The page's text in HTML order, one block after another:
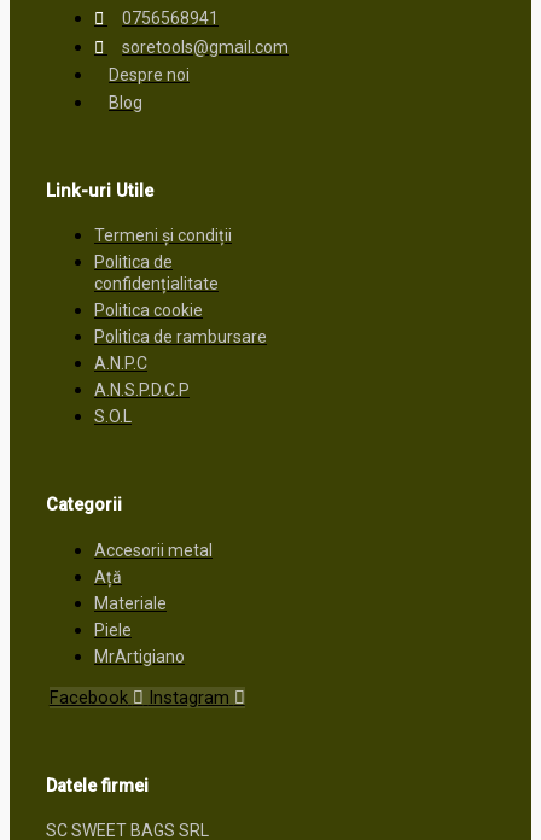
0756568941
soretools@gmail.com
Despre noi
Blog
Link-uri Utile
Termeni și condiții
Politica de
confidențialitate
Politica cookie
Politica de rambursare
A.N.P.C
A.N.S.P.D.C.P
S.O.L
Categorii
Accesorii metal
Ață
Materiale
Piele
MrArtigiano
Facebook Instagram
Datele firmei
SC SWEET BAGS SRL